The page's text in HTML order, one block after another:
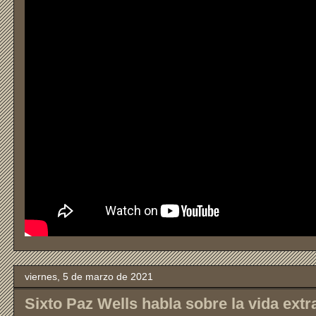
viernes, 5 de marzo de 2021
Sixto Paz Wells habla sobre la vida